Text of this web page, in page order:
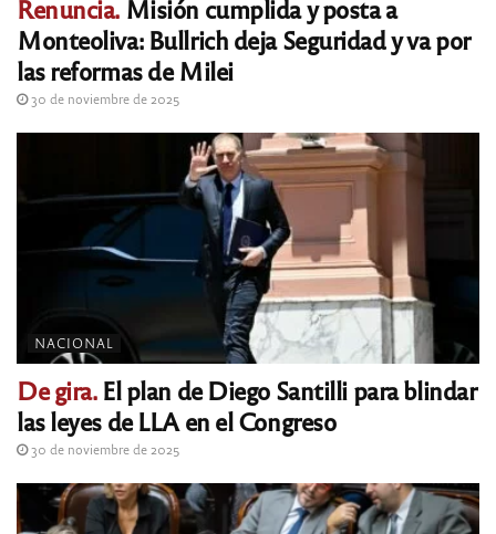
Renuncia. Misión cumplida y posta a
Monteoliva: Bullrich deja Seguridad y va por
las reformas de Milei
30 de noviembre de 2025
NACIONAL
De gira.El plan de Diego Santilli para blindar
las leyes de LLA en el Congreso
30 de noviembre de 2025